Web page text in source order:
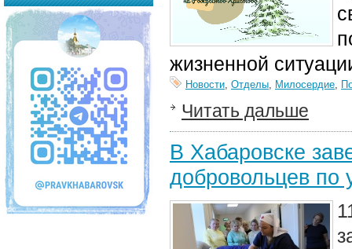
жизненной
Новости, Отделы, Милосердие,
Читать дальше
В Хабаровске
добровольцев по